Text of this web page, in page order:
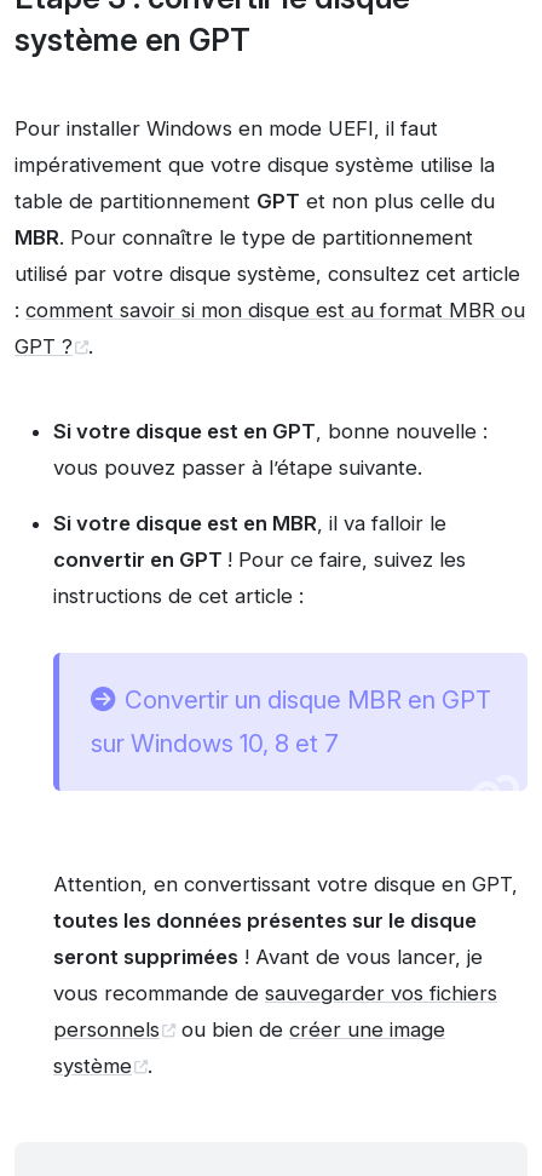
système en GPT
Pour installer Windows en mode UEFI, il faut
impérativement que votre disque système utilise la
table de partitionnement GPT et non plus celle du
MBR. Pour connaître le type de partitionnement
utilisé par votre disque système, consultez cet article
: comment savoir si mon disque est au format MBR ou
GPT ?
.
Si votre disque est en GPT, bonne nouvelle :
vous pouvez passer à l’étape suivante.
Si votre disque est en MBR, il va falloir le
convertir en GPT ! Pour ce faire, suivez les
instructions de cet article :
Convertir un disque MBR en GPT
sur Windows 10, 8 et 7
Attention, en convertissant votre disque en GPT,
toutes les données présentes sur le disque
seront supprimées ! Avant de vous lancer, je
vous recommande de sauvegarder vos fichiers
personnels
ou bien de créer une image
système
.